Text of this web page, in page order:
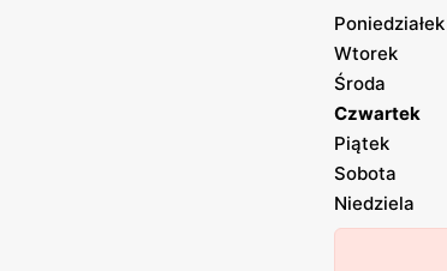
Poniedziałek
Wtorek
Środa
Czwartek
Piątek
Sobota
Niedziela